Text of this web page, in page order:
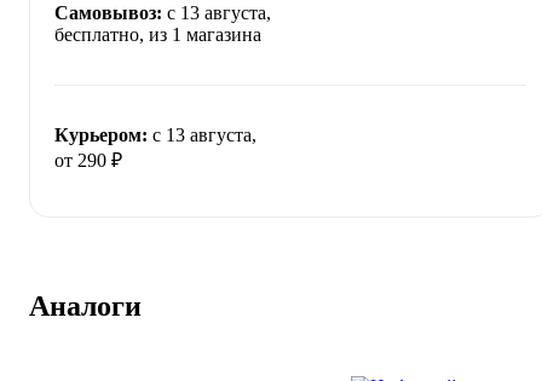
Самовывоз: c 13 августа,
бесплатно, из 1 магазина
Курьером: c 13 августа,
от 290 ₽
Аналоги